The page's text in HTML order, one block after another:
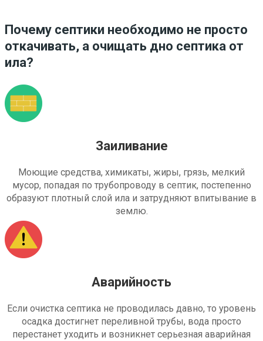
Почему септики необходимо не просто
откачивать, а очищать дно септика от
ила?
Заиливание
Моющие средства, химикаты, жиры, грязь, мелкий
мусор, попадая по трубопроводу в септик, постепенно
образуют плотный слой ила и затрудняют впитывание в
землю.
Аварийность
Если очистка септика не проводилась давно, то уровень
осадка достигнет переливной трубы, вода просто
перестанет уходить и возникнет серьезная аварийная